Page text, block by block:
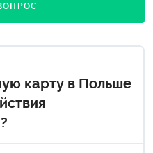
карту в Польше